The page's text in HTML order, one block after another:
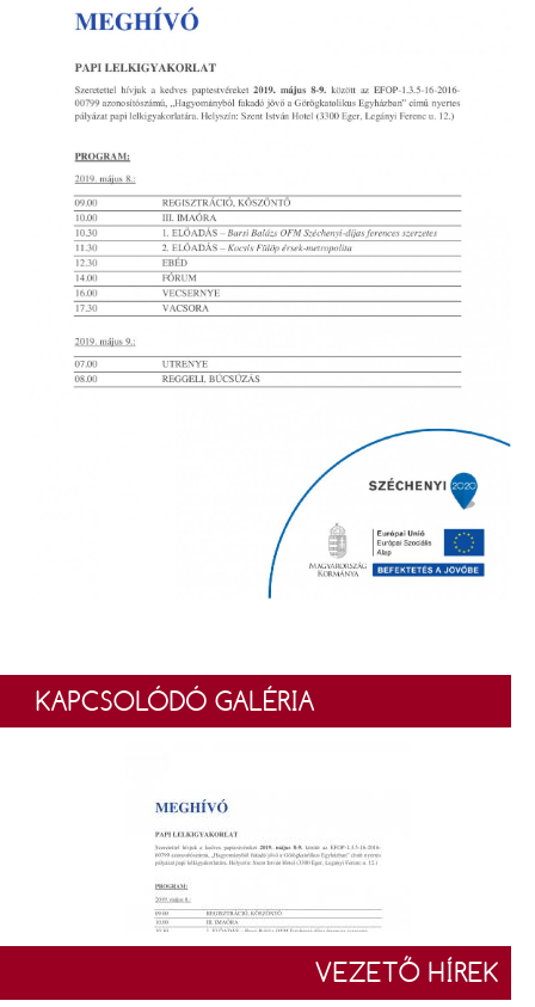
KAPCSOLÓDÓ GALÉRIA
VEZETŐ HÍREK